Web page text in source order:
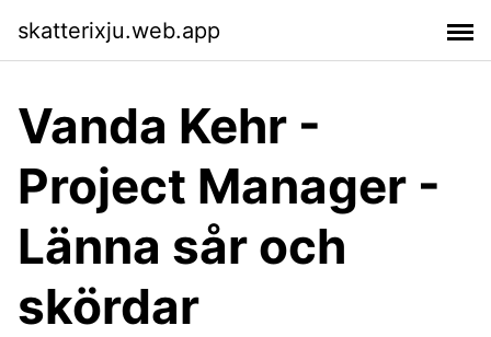
skatterixju.web.app
Vanda Kehr -
Project Manager -
Länna sår och
skördar